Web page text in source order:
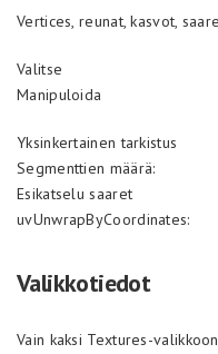
Vertices, reunat, kasvot,
Valitse
Manipuloida
Yksinkertainen tarkistus
Segmenttien määrä:
Esikatselu saaret
uvUnwrapByCoordinates:
Valikkotiedot
Vain kaksi Textures-